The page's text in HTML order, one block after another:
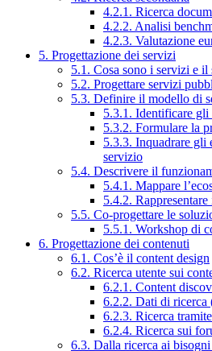
4.2.1. Ricerca
4.2.2. Analisi
4.2.3. Valutazione
5. Progettazione dei servizi
5.1. Cosa sono i servizi e il
5.2. Progettare servizi
5.3. Definire il modello di
5.3.1. Identificare
5.3.2. Formulare la
5.3.3. Inquadrare gli
servizio
5.4. Descrivere il
5.4.1. Mappare
5.4.2.
5.5. Co-progettare le
5.5.1. Workshop di
6. Progettazione dei contenuti
6.1. Cos’è il content design
6.2. Ricerca utente sui
6.2.1. Content
6.2.2. Dati di ricerca
6.2.3. Ricerca
6.2.4. Ricerca sui
6.3. Dalla ricerca ai